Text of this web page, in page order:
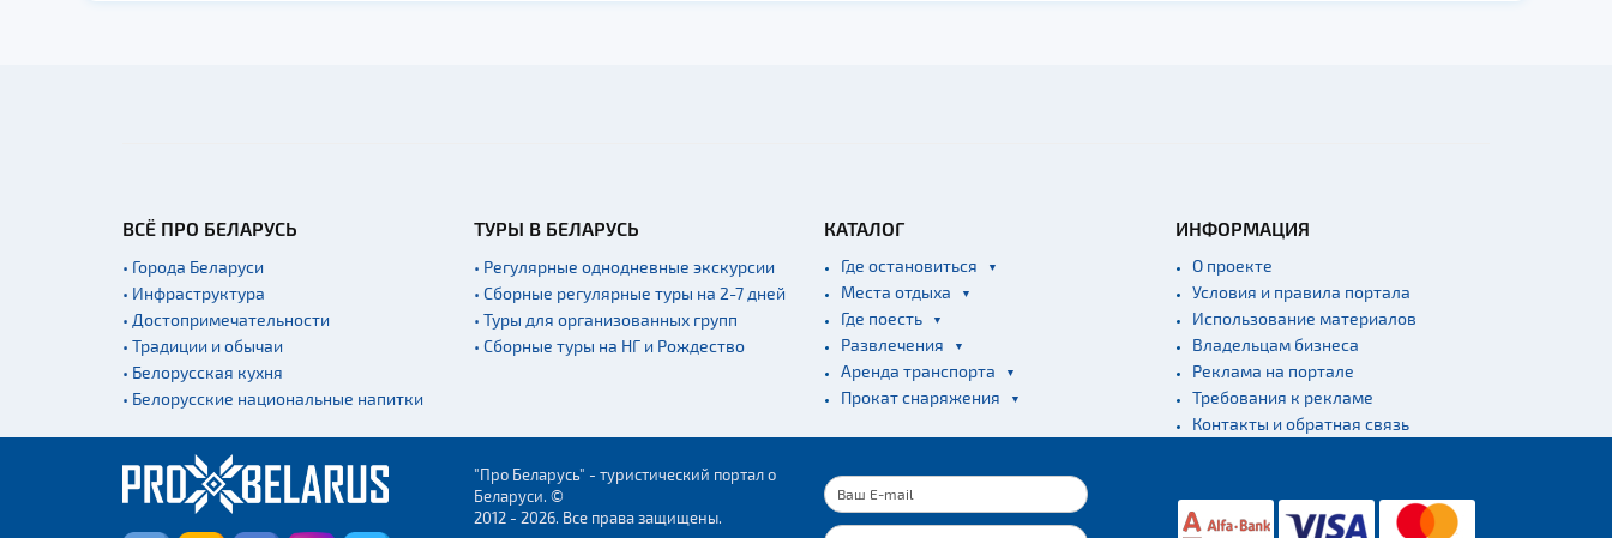
ВСЁ ПРО БЕЛАРУСЬ
• Города Беларуси
• Инфраструктура
• Достопримечательности
• Традиции и обычаи
• Белорусская кухня
• Белорусские национальные напитки
ТУРЫ В БЕЛАРУСЬ
• Регулярные однодневные экскурсии
• Сборные регулярные туры на 2-7 дней
• Туры для организованных групп
• Сборные туры на НГ и Рождество
КАТАЛОГ
Где остановиться
Места отдыха
Где поесть
Развлечения
Аренда транспорта
Прокат снаряжения
ИНФОРМАЦИЯ
О проекте
Условия и правила портала
Использование материалов
Владельцам бизнеса
Реклама на портале
Требования к рекламе
Контакты и обратная связь
"Про Беларусь" - туристический портал о
Беларуси. ©
2012 - 2026. Все права защищены.